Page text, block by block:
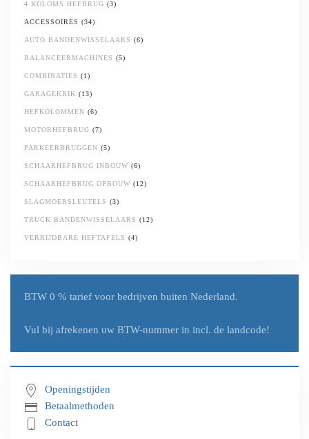
4 KOLOMS HEFBRUG (3)
ACCESSOIRES (34)
AUTO BANDENWISSELAARS (6)
BALANCEERMACHINES (5)
COMBINATIES (1)
GARAGEKRIK (13)
HEFKOLOMMEN (6)
MOTORHEFBRUG (7)
PARKEERBRUGGEN (5)
SCHAARHEFBRUG INBOUW (6)
SCHAARHEFBRUG OPBOUW (12)
SLAGMOERSLEUTELS (3)
TRUCK BANDENWISSELAARS (12)
VERRIJDBARE HEFTAFELS (4)
BTW 0 % tarief voor bedrijven buiten Nederland.
Vul bij afrekenen uw BTW-nummer in incl. de landcode!
Openingstijden
Betaalmethoden
Contact